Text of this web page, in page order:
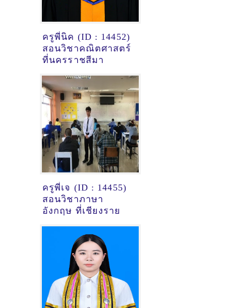
ครูพี่นิค (ID : 14452)
สอนวิชาคณิตศาสตร์
ที่นครราชสีมา
ครูพี่เจ (ID : 14455)
สอนวิชาภาษา
อังกฤษ ที่เชียงราย